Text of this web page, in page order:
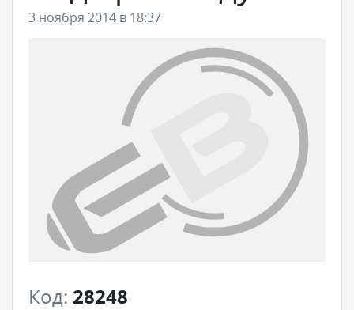
3 ноября 2014 в 18:37
Код: 28248